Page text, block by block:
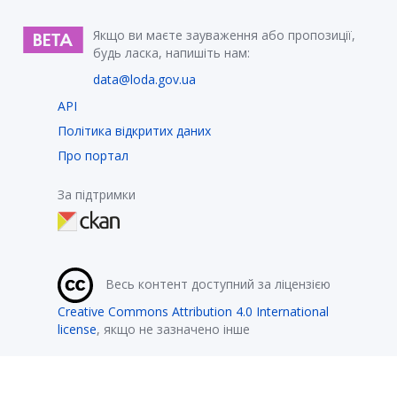
Якщо ви маєте зауваження або пропозиції,
будь ласка, напишіть нам:
data@loda.gov.ua
API
Політика відкритих даних
Про портал
За підтримки
Весь контент доступний за ліцензією
Creative Commons Attribution 4.0 International
license, якщо не зазначено інше